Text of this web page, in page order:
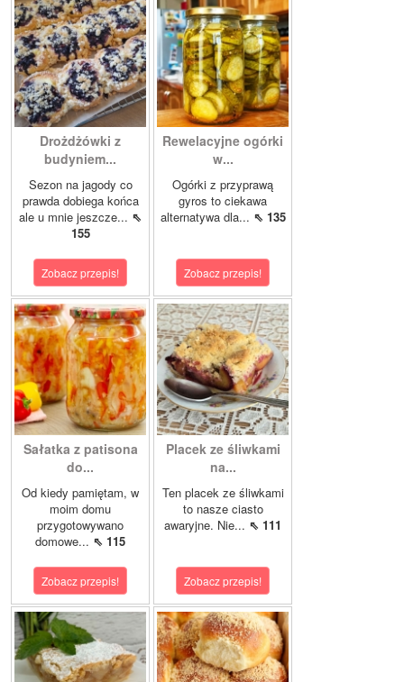
Drożdżówki z
budyniem...
Sezon na jagody co
prawda dobiega końca
ale u mnie jeszcze... ⇖
155
Zobacz przepis!
Rewelacyjne ogórki
w...
Ogórki z przyprawą
gyros to ciekawa
alternatywa dla... ⇖ 135
Zobacz przepis!
Sałatka z patisona
do...
Od kiedy pamiętam, w
moim domu
przygotowywano
domowe... ⇖ 115
Zobacz przepis!
Placek ze śliwkami
na...
Ten placek ze śliwkami
to nasze ciasto
awaryjne. Nie... ⇖ 111
Zobacz przepis!